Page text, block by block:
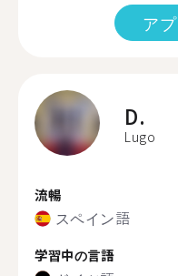
ア
D.
Lugo
流暢
スペイン語
学習中の言語